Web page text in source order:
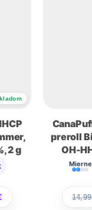
2 g
preroll
OH-
Mierne